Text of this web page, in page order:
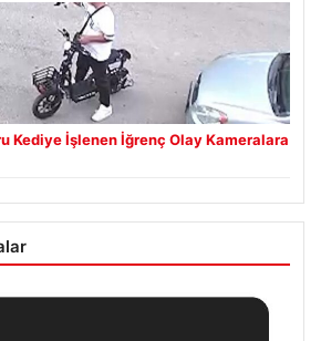
Kediye İşlenen İğrenç Olay Kameralara